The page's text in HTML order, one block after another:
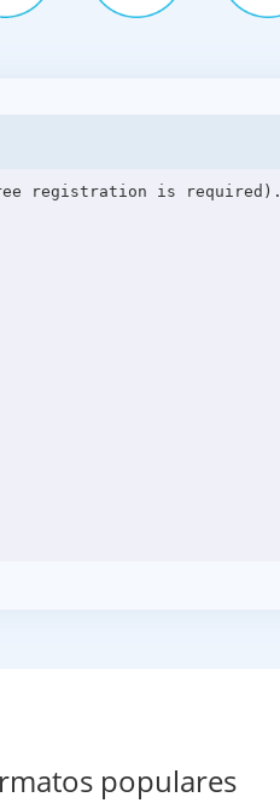
registration is required).
populares